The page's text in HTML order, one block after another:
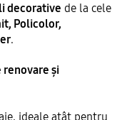
decorative de la cele
Policolor,
.
și
ideale atât pentru